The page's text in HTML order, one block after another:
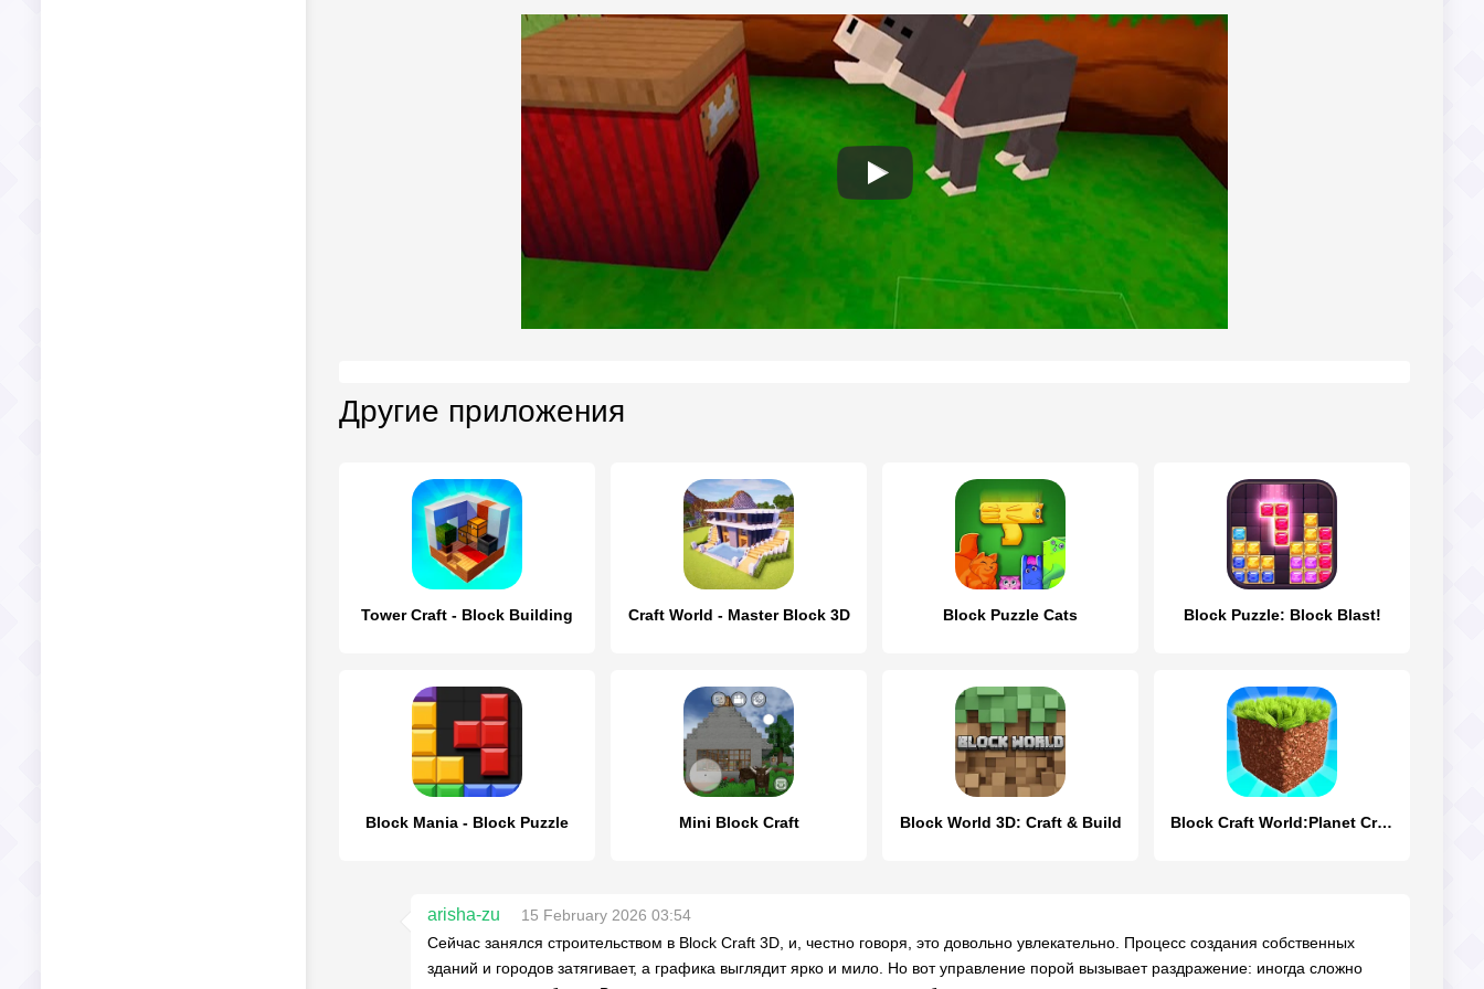
Другие приложения
Tower Craft - Block Building Craft World - Master Block 3D Block Puzzle Cats Block Puzzle: Block Blast!
Block Mania - Block Puzzle Mini Block Craft Block World 3D: Craft & Build Block Craft World:Planet Craft
arisha-zu
15 February 2026 03:54
Сейчас занялся строительством в Block Craft 3D, и, честно говоря, это довольно увлекательно. Процесс создания собственных
зданий и городов затягивает, а графика выглядит ярко и мило. Но вот управление порой вызывает раздражение: иногда сложно